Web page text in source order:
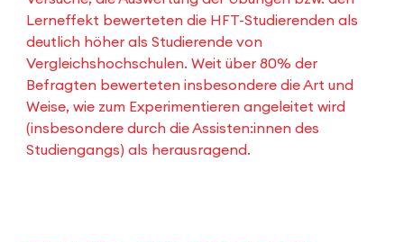
Lerneffekt bewerteten die HFT-Studierenden als
deutlich höher als Studierende von
Vergleichshochschulen. Weit über 80% der
Befragten bewerteten insbesondere die Art und
Weise, wie zum Experimentieren angeleitet wird
(insbesondere durch die Assisten:innen des
Studiengangs) als herausragend.